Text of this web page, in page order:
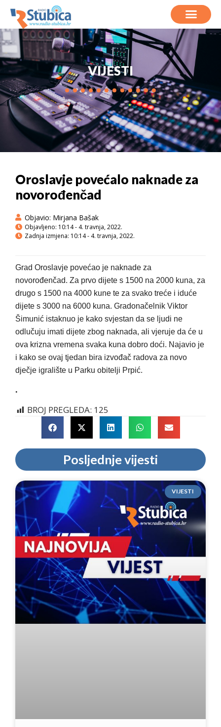
VIJESTI
Oroslavje povećalo naknade za
novorođenčad
Objavio: Mirjana Bašak
Objavljeno: 10:14 - 4. travnja, 2022.
Zadnja izmjena: 10:14 - 4. travnja, 2022.
Grad Oroslavje povećao je naknade za
novorođenčad. Za prvo dijete s 1500 na 2000 kuna, za
drugo s 1500 na 4000 kune te za svako treće i iduće
dijete s 3000 na 6000 kuna. Gradonačelnik Viktor
Šimunić istaknuo je kako svjestan da se ljudi ne
odlučuju imati dijete zbog naknada, ali vjeruje da će u
ova krizna vremena svaka kuna dobro doći. Najavio je
i kako se ovaj tjedan bira izvođač radova za novo
dječje igralište u Parku obitelji Prpić.
.
BROJ PREGLEDA: 125
Posljednje vijesti
VIJESTI